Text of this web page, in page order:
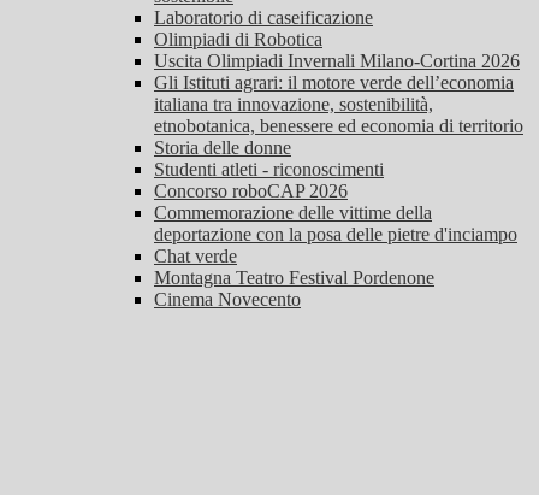
Laboratorio di caseificazione
Olimpiadi di Robotica
Uscita Olimpiadi Invernali Milano-Cortina 2026
Gli Istituti agrari: il motore verde dell’economia
italiana tra innovazione, sostenibilità,
etnobotanica, benessere ed economia di territorio
Storia delle donne
Studenti atleti - riconoscimenti
Concorso roboCAP 2026
Commemorazione delle vittime della
deportazione con la posa delle pietre d'inciampo
Chat verde
Montagna Teatro Festival Pordenone
Cinema Novecento